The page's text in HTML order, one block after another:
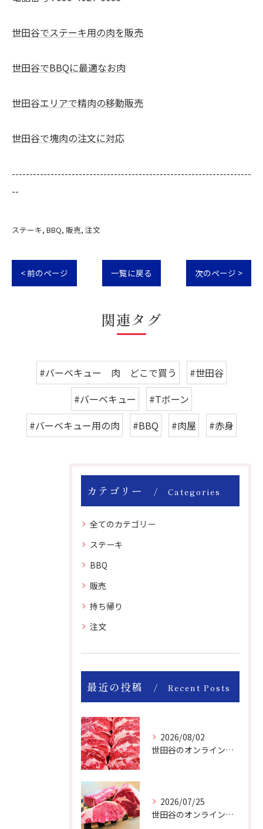
世田谷でステーキ用の肉を販売
世田谷でBBQに最適なお肉
世田谷エリアで精肉の移動販売
世田谷で塊肉の注文に対応
--------------------------------------------------------------------
--
ステーキ BBQ 販売 注文
< 前のページ 一覧に戻る 次のページ >
関連タグ
#バーベキュー 肉 どこで買う
#世田谷
#バーベキュー
#Tボーン
#バーベキュー用の肉
#BBQ #肉屋 #赤身
カテゴリー Categories
全てのカテゴリー
ステーキ
BBQ
販売
持ち帰り
注文
最近の投稿 Recent Posts
2026/08/02
世田谷のオンライン肉屋は厳選輸入牛を取り扱っています。
2026/07/25
世田谷のオンライン肉屋の輸入牛は特別です。